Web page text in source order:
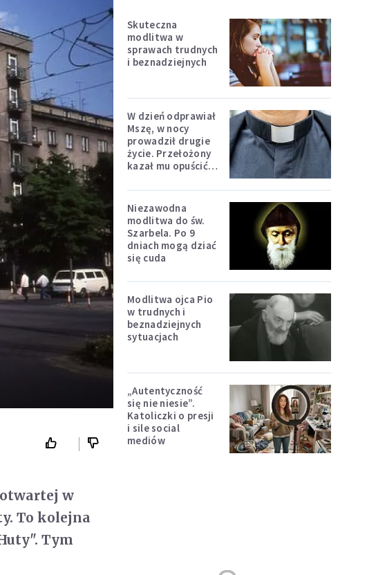
otwartej w
To kolejna
Tym
Skuteczna
modlitwa w
sprawach trudnych
i beznadziejnych
W dzień odprawiał
Mszę, w nocy
prowadził drugie
życie. Przełożony
kazał mu opuścić
Niezawodna
modlitwa do św.
Szarbela. Po 9
dniach mogą dziać
się cuda
Modlitwa ojca Pio
w trudnych i
beznadziejnych
sytuacjach
„Autentyczność
się nie niesie”.
Katoliczki o presji
i sile social
mediów